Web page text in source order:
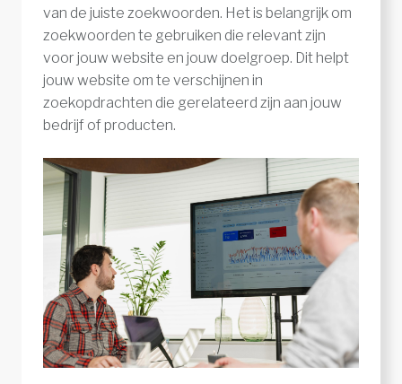
van de juiste zoekwoorden. Het is belangrijk om
zoekwoorden te gebruiken die relevant zijn
voor jouw website en jouw doelgroep. Dit helpt
jouw website om te verschijnen in
zoekopdrachten die gerelateerd zijn aan jouw
bedrijf of producten.